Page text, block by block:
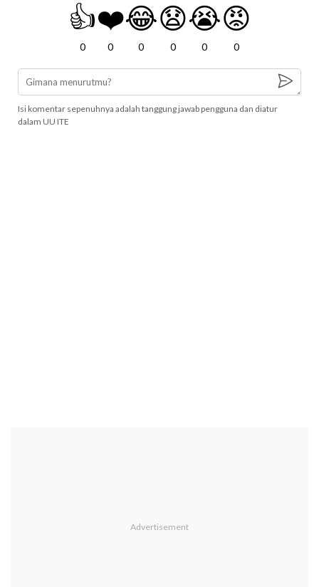
👍
0
❤️
0
😂
0
😧
0
😭
0
😡
0
Isi komentar sepenuhnya adalah tanggung jawab pengguna dan diatur
dalam UU ITE